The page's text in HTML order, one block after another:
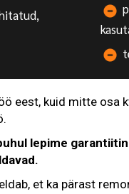
eest, kuid mitte osa
lepime
et ka pärast